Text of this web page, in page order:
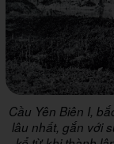
Cầu Yên Biên I,
lâu nhất, gắn với